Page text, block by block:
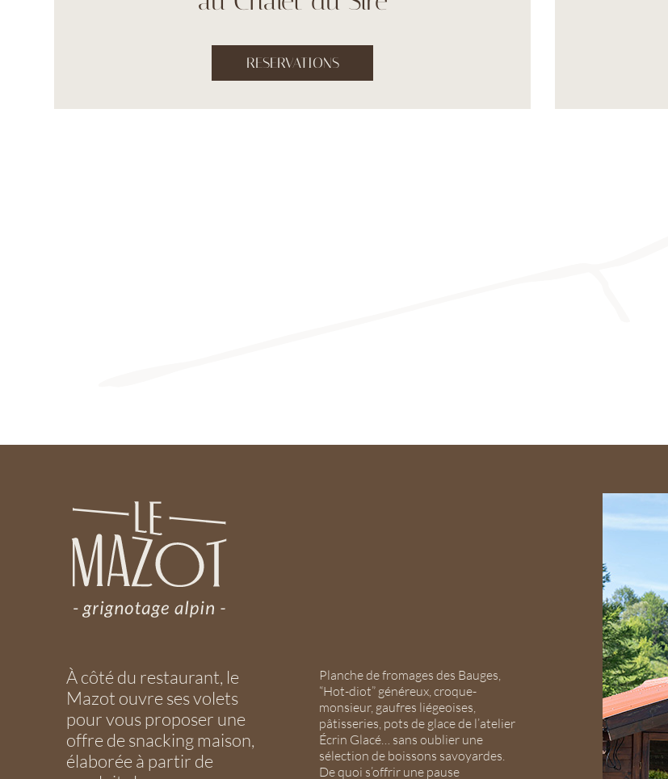
RESERVATIONS
À côté du restaurant, le
Mazot ouvre ses volets
pour vous proposer une
offre de snacking maison,
élaborée à partir de
Planche de fromages des Bauges,
“Hot-diot” généreux, croque-
monsieur, gaufres liégeoises,
pâtisseries, pots de glace de l’atelier
Écrin Glacé… sans oublier une
sélection de boissons savoyardes.
De quoi s’offrir une pause